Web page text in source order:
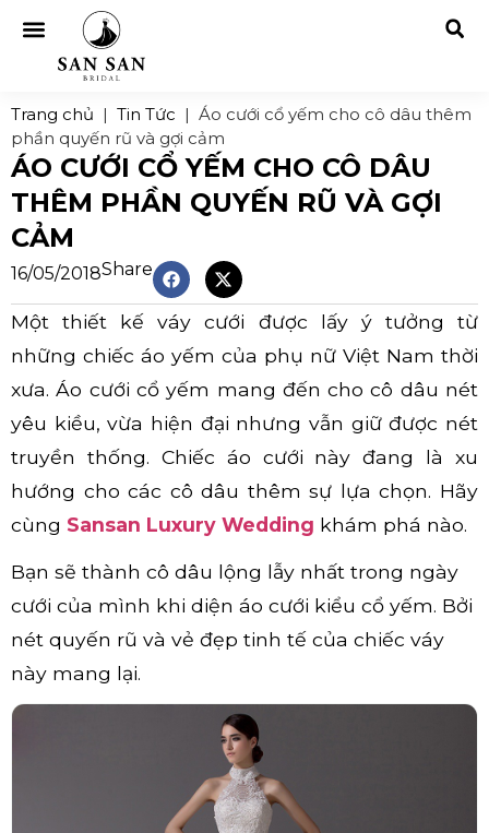
Trang chủ | Tin Tức | Áo cưới cổ yếm cho cô dâu thêm
phần quyến rũ và gợi cảm
ÁO CƯỚI CỔ YẾM CHO CÔ DÂU
THÊM PHẦN QUYẾN RŨ VÀ GỢI
CẢM
16/05/2018Share
Một thiết kế váy cưới được lấy ý tưởng từ
những chiếc áo yếm của phụ nữ Việt Nam thời
xưa. Áo cưới cổ yếm mang đến cho cô dâu nét
yêu kiều, vừa hiện đại nhưng vẫn giữ được nét
truyền thống. Chiếc áo cưới này đang là xu
hướng cho các cô dâu thêm sự lựa chọn. Hãy
cùng Sansan Luxury Wedding khám phá nào.
Bạn sẽ thành cô dâu lộng lẫy nhất trong ngày
cưới của mình khi diện áo cưới kiểu cổ yếm. Bởi
nét quyến rũ và vẻ đẹp tinh tế của chiếc váy
này mang lại.